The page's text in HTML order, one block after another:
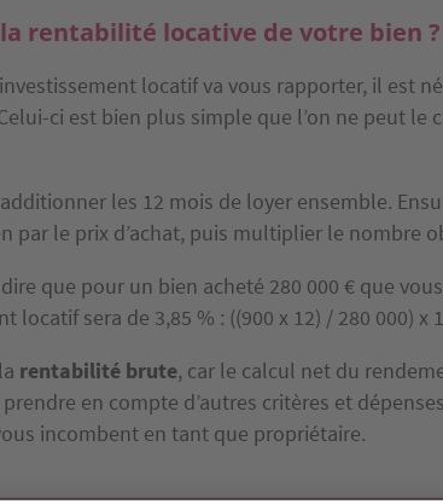
rentabilité locative de votre bien ?
locatif va vous rapporter, il est
ci est bien plus simple que l’on ne peut le
les 12 mois de loyer ensemble.
par le prix d’achat, puis multiplier le nombre
que pour un bien acheté 280 000 € que
locatif sera de 3,85 % : ((900 x 12) / 280 000) x
rentabilité brute, car le calcul net du
en compte d’autres critères et
incombent en tant que propriétaire.